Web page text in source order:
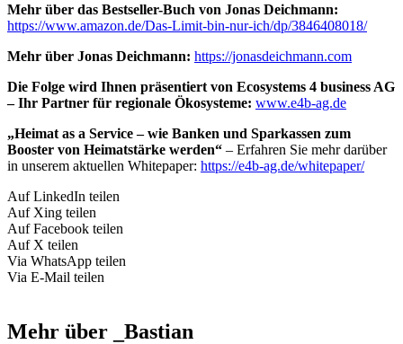
Mehr über das Bestseller-Buch von Jonas Deichmann:
https://www.amazon.de/Das-Limit-bin-nur-ich/dp/3846408018/
Mehr über Jonas Deichmann: https://jonasdeichmann.com
Die Folge wird Ihnen präsentiert von Ecosystems 4 business AG
– Ihr Partner für regionale Ökosysteme: www.e4b-ag.de
„Heimat as a Service – wie Banken und Sparkassen zum
Booster von Heimatstärke werden“ – Erfahren Sie mehr darüber
in unserem aktuellen Whitepaper: https://e4b-ag.de/whitepaper/
Auf LinkedIn teilen
Auf Xing teilen
Auf Facebook teilen
Auf X teilen
Via WhatsApp teilen
Via E-Mail teilen
Mehr über _Bastian